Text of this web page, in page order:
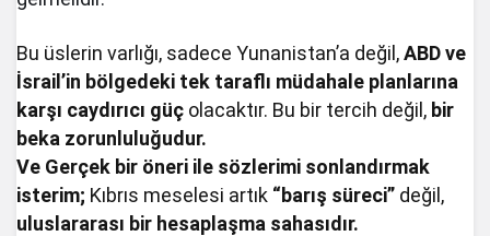
Bu üslerin varlığı, sadece Yunanistan’a değil,ABD ve
İsrail’in bölgedeki tek taraflı müdahale planlarına
karşı caydırıcı güç olacaktır. Bu bir tercih değil, bir
beka zorunluluğudur.
Ve Gerçek bir öneri ile sözlerimi sonlandırmak
isterim; Kıbrıs meselesi artık “barış süreci” değil,
uluslararası bir hesaplaşma sahasıdır.